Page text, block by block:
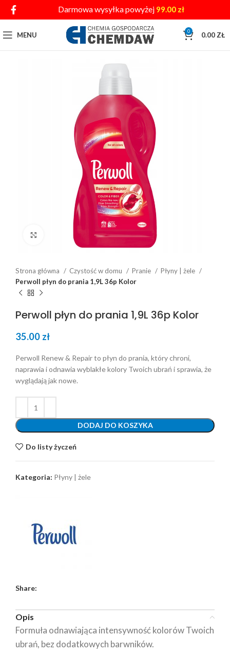
Darmowa wysyłka powyżej 99.00 zł
MENU 0 0.00 ZŁ
Click to enlarge
Strona główna Czystość w domu Pranie
Płyny | żele
Perwoll płyn do prania 1,9L 36p Kolor
Perwoll płyn do prania 1,9L 36p Kolor
35.00 zł
Perwoll Renew & Repair to płyn do prania, który chroni,
naprawia i odnawia wyblakłe kolory Twoich ubrań i sprawia, że
wyglądają jak nowe.
DODAJ DO KOSZYKA
Do listy życzeń
Kategoria: Płyny | żele
Share:
Opis
Formuła odnawiająca intensywność kolorów Twoich
ubrań, bez dodatkowych barwników.